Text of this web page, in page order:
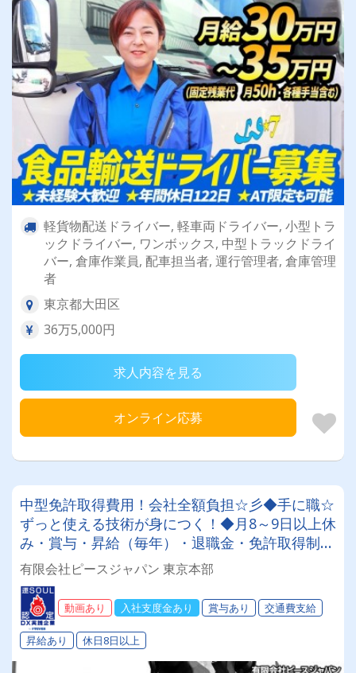
軽貨物配送ドライバー, 軽車両ドライバー, 小型トラ
ックドライバー, ワンボックス, 中型トラックドライ
バー, 倉庫作業員, 配車担当者, 運行管理者, 倉庫管理
者
東京都大田区
36万5,000円
求人内容を見る
オンライン応募
中型免許取得費用！会社全額負担☆彡◆手に職☆
ずっと使える技術が身につく！◆月8～9日以上休
み・賞与・昇給（毎年）・退職金・免許取得制度
や各種豊富な手当も充実♪月収30万～45万円♪未
経験スタートOK！！！
有限会社ピースジャパン 東京本部
動画あり 入社支度金あり 賞与あり 交通費支給
昇給あり 休日8日以上